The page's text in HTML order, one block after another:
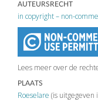
AUTEURSRECHT
in copyright – non-
Lees meer over de
PLAATS
Roeselare (is uitgegeven